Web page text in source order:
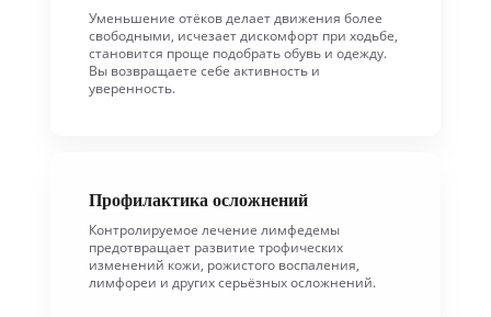
Уменьшение отёков делает движения более
свободными, исчезает дискомфорт при ходьбе,
становится проще подобрать обувь и одежду.
Вы возвращаете себе активность и
уверенность.
Профилактика осложнений
Контролируемое лечение лимфедемы
предотвращает развитие трофических
изменений кожи, рожистого воспаления,
лимфореи и других серьёзных осложнений.